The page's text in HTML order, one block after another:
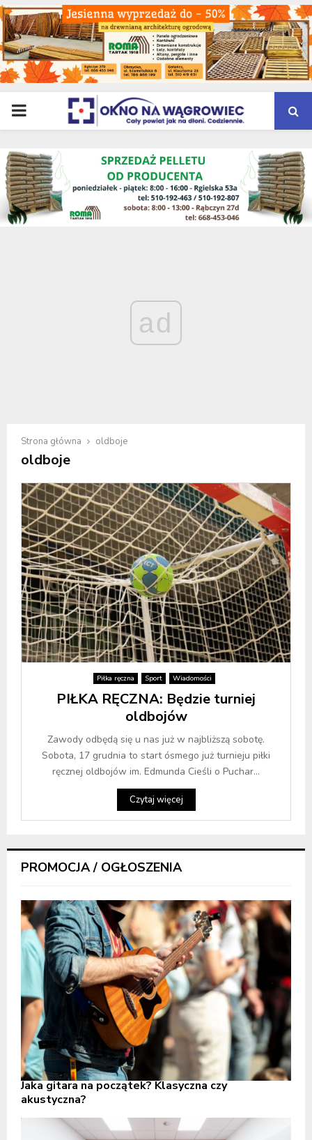
PRIMARY
MENU
ad
Strona główna oldboje
oldboje
Piłka ręczna Sport Wiadomości
PIŁKA RĘCZNA: Będzie turniej
oldbojów
Zawody odbędą się u nas już w najbliższą sobotę.
Sobota, 17 grudnia to start ósmego już turnieju piłki
ręcznej oldbojów im. Edmunda Cieśli o Puchar...
Czytaj więcej
PROMOCJA / OGŁOSZENIA
Jaka gitara na początek? Klasyczna czy
akustyczna?